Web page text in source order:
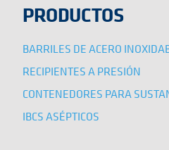
PRODUCTOS
BARRILES DE ACERO
RECIPIENTES A PRESIÓN
CONTENEDORES PARA
IBCS ASÉPTICOS